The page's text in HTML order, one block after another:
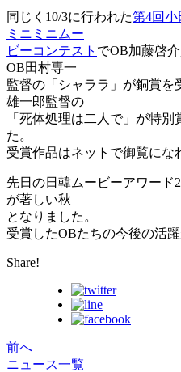
同じく10/3に行われた第4回小
ミニミニムー
ビーコンテスト でOB加藤啓
OB田村専一
監督の「シャララ」が銅賞を
雄一郎監督の
「死体処理は二人で」が特
た。
受賞作品はネットで御覧にな
先日の日韓ムービーアワード
が著しい秋
となりました。
受賞したOBたちの今後の活躍
Share!
前へ
ニュース一覧